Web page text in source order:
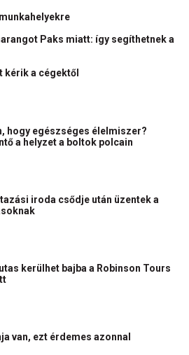
Paks miatt: így segíthetnek a
kérik a cégektől
hogy egészséges élelmiszer?
a helyzet a boltok polcain
iroda csődje után üzentek a
kerülhet bajba a Robinson Tours
van, ezt érdemes azonnal